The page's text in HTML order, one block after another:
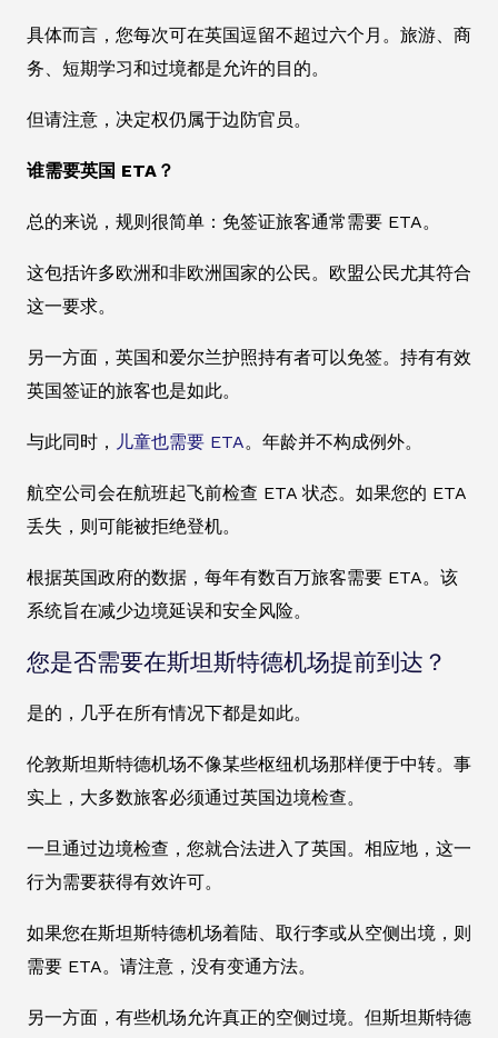
具体而言，您每次可在英国逗留不超过六个月。旅游、商
务、短期学习和过境都是允许的目的。
但请注意，决定权仍属于边防官员。
谁需要英国 ETA？
总的来说，规则很简单：免签证旅客通常需要 ETA。
这包括许多欧洲和非欧洲国家的公民。欧盟公民尤其符合
这一要求。
另一方面，英国和爱尔兰护照持有者可以免签。持有有效
英国签证的旅客也是如此。
与此同时， 儿童也需要 ETA。年龄并不构成例外。
航空公司会在航班起飞前检查 ETA 状态。如果您的 ETA
丢失，则可能被拒绝登机。
根据英国政府的数据，每年有数百万旅客需要 ETA。该
系统旨在减少边境延误和安全风险。
您是否需要在斯坦斯特德机场提前到达？
是的，几乎在所有情况下都是如此。
伦敦斯坦斯特德机场不像某些枢纽机场那样便于中转。事
实上，大多数旅客必须通过英国边境检查。
一旦通过边境检查，您就合法进入了英国。相应地，这一
行为需要获得有效许可。
如果您在斯坦斯特德机场着陆、取行李或从空侧出境，则
需要 ETA。请注意，没有变通方法。
另一方面，有些机场允许真正的空侧过境。但斯坦斯特德